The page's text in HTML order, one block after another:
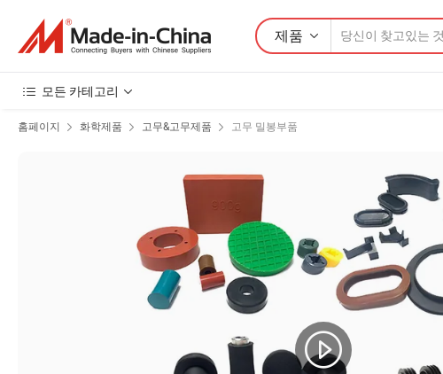
제품
모든 카테고리
홈페이지 화학제품 고무&고무제품 고무 밀봉부품